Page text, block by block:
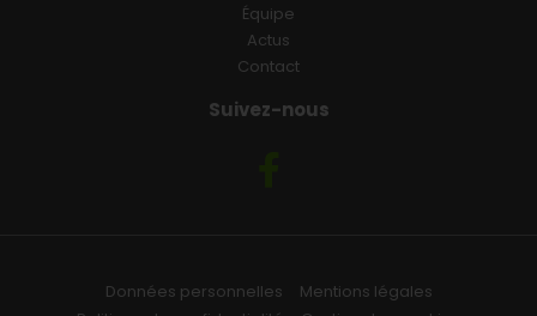
Équipe
Actus
Contact
Suivez-nous
Données personnelles
Mentions légales